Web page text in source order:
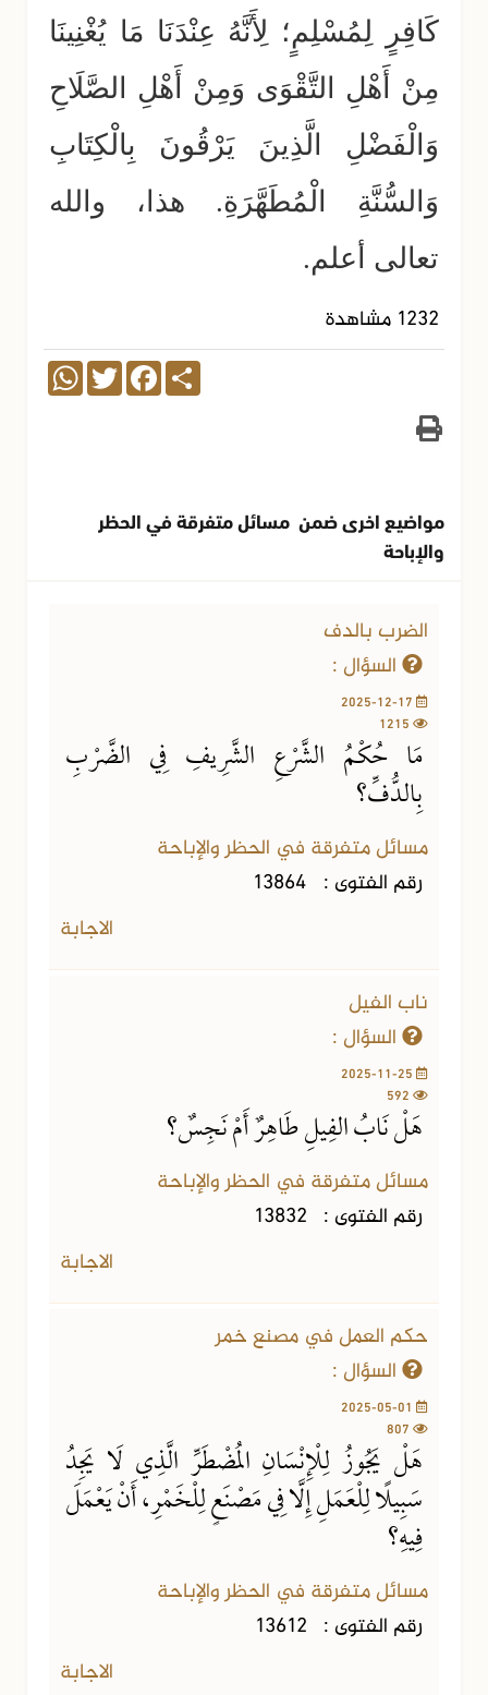
كَافِرٍ لِمُسْلِمٍ؛ لِأَنَّهُ عِنْدَنَا مَا يُغْنِينَا
مِنْ أَهْلِ التَّقْوَى وَمِنْ أَهْلِ الصَّلَاحِ
وَالْفَضْلِ الَّذِينَ يَرْقُونَ بِالْكِتَابِ
وَالسُّنَّةِ الْمُطَهَّرَةِ. هذا، والله
تعالى أعلم.
1232 مشاهدة
Share
Facebook
Twitter
WhatsApp
مواضيع اخرى ضمن مسائل متفرقة في الحظر
والإباحة
الضرب بالدف
السؤال :
مَا حُكْمُ الشَّرْعِ الشَّرِيفِ فِي الضَّرْبِ
بِالدُّفِّ؟
مسائل متفرقة في الحظر والإباحة
رقم الفتوى : 13864
الاجابة
ناب الفيل
السؤال :
هَلْ نَابُ الفِيلِ طَاهِرٌ أَمْ نَجِسٌ؟
مسائل متفرقة في الحظر والإباحة
رقم الفتوى : 13832
الاجابة
حكم العمل في مصنع خمر
السؤال :
هَلْ يَجُوزُ لِلْإِنْسَانِ المُضْطَرِّ الَّذِي لَا يَجِدُ
سَبِيلًا لِلْعَمَلِ إِلَّا فِي مَصْنَعٍ لِلْخَمْرِ، أَنْ يَعْمَلَ
فِيهِ؟
مسائل متفرقة في الحظر والإباحة
رقم الفتوى : 13612
الاجابة